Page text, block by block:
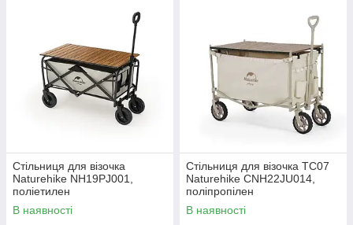
Стільниця для візочка
Naturehike NH19PJ001,
поліетилен
В наявності
Стільниця для візочка ТС07
Naturehike CNH22JU014,
поліпропілен
В наявності